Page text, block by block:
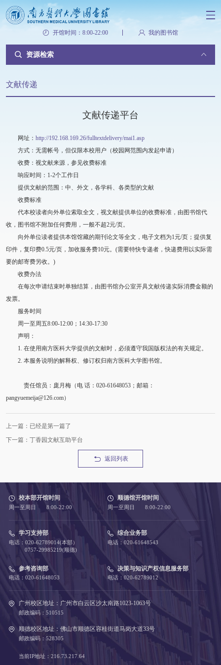
开馆时间：8:00-22:00 我的图书馆
资源检索
文献传递
文献传递平台
网址： http://192.168.169.26/fulltextdelivery/mai1.asp
方式：无需帐号，但仅限本校用户（校园网范围内发起申请）
收费：视文献来源，参见收费标准
响应时间：1-2个工作日
提供文献的范围：中、外文，各学科、各类型的文献
收费标准
代本校读者向外单位索取全文，视文献提供单位的收费标准，由图书馆代
收，图书馆不附加任何费用，一般不超2元/页。
向外单位读者提供本馆馆藏的期刊论文等全文，电子文档为1元/页；提供复
印件，复印费0.5元/页，加收服务费10元。(需要特快专递者，快递费用以实际需
要的邮寄费另收。)
收费办法
在每次申请结束时单独结算，由图书馆办公室开具文献传递实际消费金额的
发票。
服务时间
周一至周五8:00-12:00；14:30-17:30
声明：
1. 在使用南方医科大学提供的文献时，必须遵守我国版权法的有关规定。
2. 本服务说明的解释权、修订权归南方医科大学图书馆。
责任馆员：庞月梅（电 话：020-61648053；邮箱：
pangyuemeija@126.com）
上一篇：已经是第一篇了
下一篇：丁香园文献互助平台
返回列表
校本部开馆时间
周一至周日 8:00-22:00
顺德馆开馆时间
周一至周日 8:00-22:00
学习支持部
电话：020-62789014(本部）
0757-29985219(顺德)
综合业务部
电话：020-61648543
参考咨询部
电话：020-61648053
决策与知识产权信息服务部
电话：020-62789012
广州校区地址：广州市白云区沙太南路1023-1063号
邮政编码：510515
顺德校区地址：佛山市顺德区容桂街道马岗大道33号
邮政编码：528305
当前IP地址：216.73.217.64